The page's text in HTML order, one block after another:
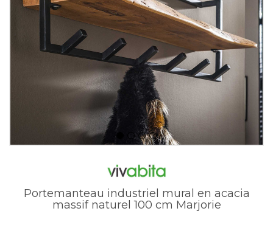
Portemanteau industriel mural en acacia
massif naturel 100 cm Marjorie